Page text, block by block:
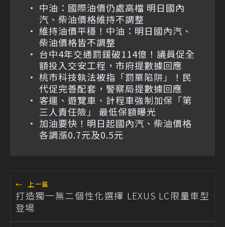
中油：國際油價仍處高檔 明日國內
汽、柴油價格維持不調整
維持油價平穩！中油：明日國內汽、
柴油價格皆不調整
台中4年交通罰鍰破114億！議員促全
額投入交安工程，市府提數據回應
桃市科技執法被指「罰單陷阱」！民
代促完善配套，警察局提數據回應
客運、遊覽車、計程車強制加保「第
三人責任險」 最低保額曝光
加油要快！明日起國內汽、柴油價格
各調漲0.7元及0.5元
← 上一篇
打造獨一無二個性化選擇 LEXUS LC限量車型
登場